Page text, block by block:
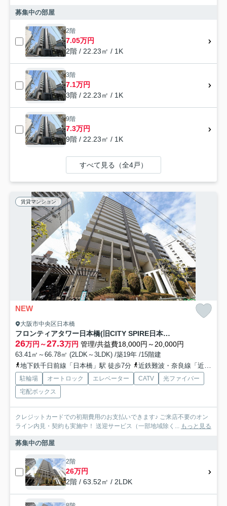
募集中の部屋
2階
7.05万円
2階 / 22.23㎡ / 1K
3階
7.1万円
3階 / 22.23㎡ / 1K
9階
7.3万円
9階 / 22.23㎡ / 1K
すべて見る（全4戸）
賃貸マンション
NEW
大阪市中央区日本橋
フロンティアタワー日本橋(旧CITY SPIRE日本橋)
26万円～27.3万円 管理/共益費18,000円～20,000円
63.41㎡～66.78㎡ (2LDK～3LDK) /築19年 /15階建
地下鉄千日前線「日本橋」駅 徒歩7分
近鉄難波・奈良線「近鉄日本橋」駅 徒歩7分
駐輪場 オートロック エレベーター CATV
光ファイバー
宅配ボックス
クレジットカードでの初期費用のお支払いできます♪ ご来店不要のオン
ライン内見・契約も実施中！ 送迎サービス（一部地域除く... もっと見る
募集中の部屋
2階
26万円
2階 / 63.52㎡ / 2LDK